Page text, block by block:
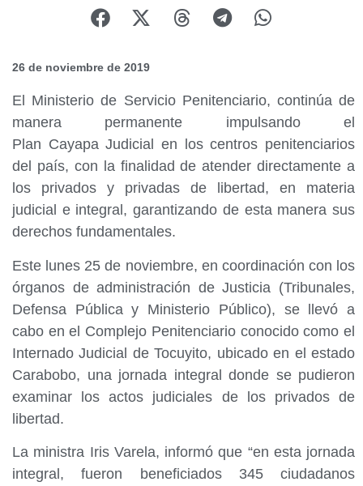
26 de noviembre de 2019
El Ministerio de Servicio Penitenciario, continúa de
manera permanente impulsando el
Plan Cayapa Judicial en los centros penitenciarios
del país, con la finalidad de atender directamente a
los privados y privadas de libertad, en materia
judicial e integral, garantizando de esta manera sus
derechos fundamentales.
Este lunes 25 de noviembre, en coordinación con los
órganos de administración de Justicia (Tribunales,
Defensa Pública y Ministerio Público), se llevó a
cabo en el Complejo Penitenciario conocido como el
Internado Judicial de Tocuyito, ubicado en el estado
Carabobo, una jornada integral donde se pudieron
examinar los actos judiciales de los privados de
libertad.
La ministra Iris Varela, informó que “en esta jornada
integral, fueron beneficiados 345 ciudadanos